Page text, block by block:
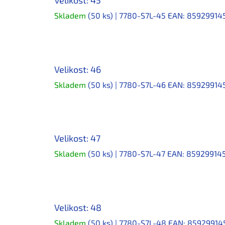
Skladem (50 ks) | 7780-S7L-45 EAN:
Velikost: 46
Skladem (50 ks) | 7780-S7L-46 EAN:
Velikost: 47
Skladem (50 ks) | 7780-S7L-47 EAN:
Velikost: 48
Skladem (50 ks) | 7780-S7L-48 EAN: